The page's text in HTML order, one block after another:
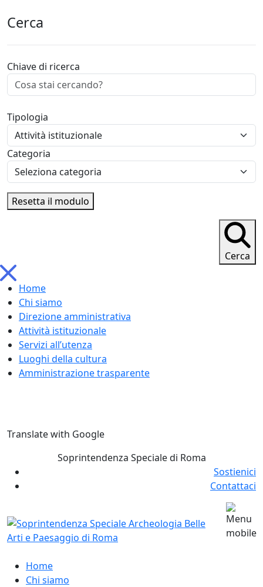
Cerca
Chiave di ricerca
Tipologia
Categoria
Resetta il modulo
Cerca
Home
Chi siamo
Direzione amministrativa
Attività istituzionale
Servizi all’utenza
Luoghi della cultura
Amministrazione trasparente
SkipTranslate with Google
Soprintendenza Speciale di Roma
Sostienici
Contattaci
Home
Chi siamo